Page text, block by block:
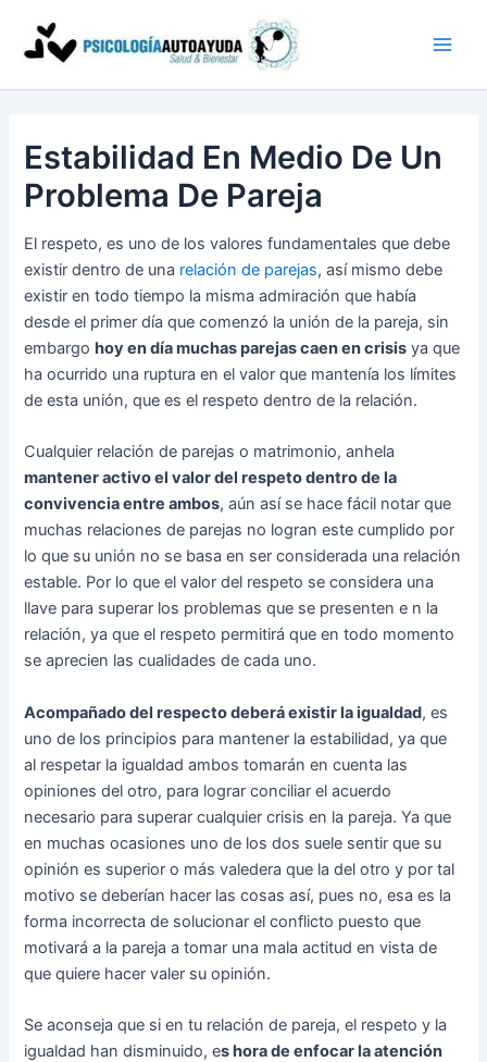
contenido
Estabilidad En Medio De Un
Problema De Pareja
El respeto, es uno de los valores fundamentales que debe
existir dentro de una relación de parejas, así mismo debe
existir en todo tiempo la misma admiración que había
desde el primer día que comenzó la unión de la pareja, sin
embargohoy en día muchas parejas caen en crisis ya que
ha ocurrido una ruptura en el valor que mantenía los límites
de esta unión, que es el respeto dentro de la relación.
Cualquier relación de parejas o matrimonio, anhela
mantener activo el valor del respeto dentro de la
convivencia entre ambos, aún así se hace fácil notar que
muchas relaciones de parejas no logran este cumplido por
lo que su unión no se basa en ser considerada una relación
estable. Por lo que el valor del respeto se considera una
llave para superar los problemas que se presenten e n la
relación, ya que el respeto permitirá que en todo momento
se aprecien las cualidades de cada uno.
Acompañado del respecto deberá existir la igualdad, es
uno de los principios para mantener la estabilidad, ya que
al respetar la igualdad ambos tomarán en cuenta las
opiniones del otro, para lograr conciliar el acuerdo
necesario para superar cualquier crisis en la pareja. Ya que
en muchas ocasiones uno de los dos suele sentir que su
opinión es superior o más valedera que la del otro y por tal
motivo se deberían hacer las cosas así, pues no, esa es la
forma incorrecta de solucionar el conflicto puesto que
motivará a la pareja a tomar una mala actitud en vista de
que quiere hacer valer su opinión.
Se aconseja que si en tu relación de pareja, el respeto y la
igualdad han disminuido, es hora de enfocar la atención